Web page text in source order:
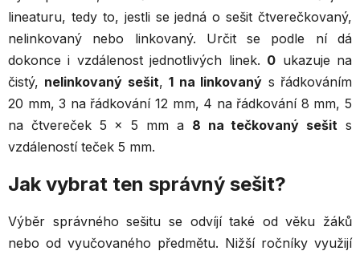
lineaturu, tedy to, jestli se jedná o sešit čtverečkovaný,
nelinkovaný nebo linkovaný. Určit se podle ní dá
dokonce i vzdálenostjednotlivých linek. 0 ukazuje na
čistý, nelinkovaný sešit,1 na linkovaný s řádkováním
20 mm, 3 na řádkování 12 mm, 4 na řádkování 8 mm, 5
na čtvereček 5 × 5 mm a 8 na tečkovaný sešit s
vzdáleností teček 5 mm.
Jak vybrat ten správný sešit?
Výběr správného sešitu se odvíjí také od věku žáků
nebo od vyučovaného předmětu. Nižší ročníky využijí